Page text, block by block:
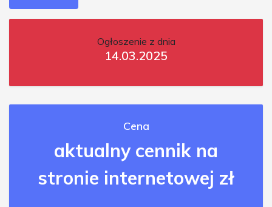
Ogłoszenie z dnia
14.03.2025
Cena
aktualny cennik na
stronie internetowej zł